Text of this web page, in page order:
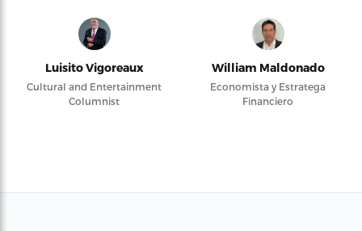
Luisito Vigoreaux
Cultural and Entertainment
Columnist
William Maldonado
Economista y Estratega
Financiero